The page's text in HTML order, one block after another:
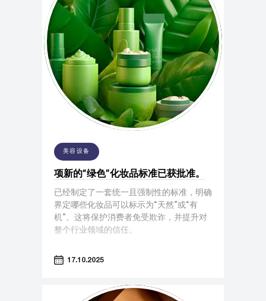
美容设备
项新的“绿色”化妆品标准已获批准。
已经制定了一套统一且强制性的标准，明确
界定哪些化妆品可以标示为“天然”或“有
机”。这将保护消费者免受欺诈，并提升对
整个行业领域的信任。
17.10.2025